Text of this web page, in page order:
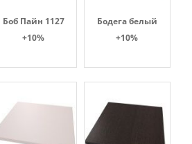
Боб Пайн 1127
+10%
Бодега белый
+10%